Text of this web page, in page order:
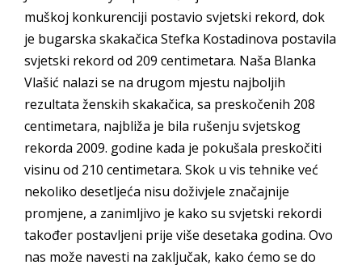
muškoj konkurenciji postavio svjetski rekord, dok
je bugarska skakačica Stefka Kostadinova postavila
svjetski rekord od 209 centimetara. Naša Blanka
Vlašić nalazi se na drugom mjestu najboljih
rezultata ženskih skakačica, sa preskočenih 208
centimetara, najbliža je bila rušenju svjetskog
rekorda 2009. godine kada je pokušala preskočiti
visinu od 210 centimetara. Skok u vis tehnike već
nekoliko desetljeća nisu doživjele značajnije
promjene, a zanimljivo je kako su svjetski rekordi
također postavljeni prije više desetaka godina. Ovo
nas može navesti na zaključak, kako ćemo se do